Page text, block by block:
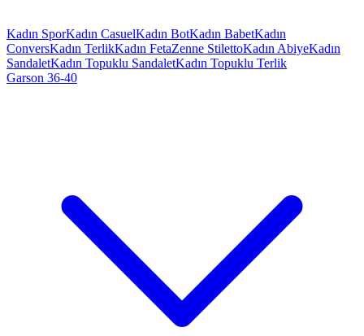
Kadın SporKadın CasuelKadın BotKadın BabetKadın
ConversKadın TerlikKadın FetaZenne StilettoKadın AbiyeKadın
SandaletKadın Topuklu SandaletKadın Topuklu Terlik
Garson 36-40